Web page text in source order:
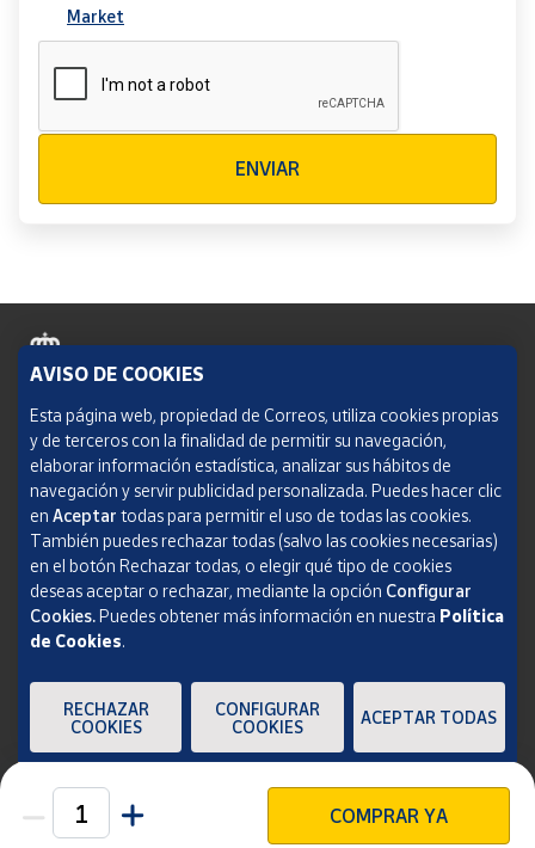
Unidades COMPRAR YA
Market
ENVIAR
Política de cookies
Aviso legal
Condiciones del servicio
Política de Privacidad Web
Informe de transparencia
SOCIEDAD ESTATAL CORREOS Y TELÉGRAFOS, S.A., S.M.E. Todos los derechos
AVISO DE COOKIES
Esta página web, propiedad de Correos, utiliza cookies propias
y de terceros con la finalidad de permitir su navegación,
elaborar información estadística, analizar sus hábitos de
navegación y servir publicidad personalizada. Puedes hacer clic
en Aceptar todas para permitir el uso de todas las cookies.
También puedes rechazar todas (salvo las cookies necesarias)
en el botón Rechazar todas, o elegir qué tipo de cookies
deseas aceptar o rechazar, mediante la opción Configurar
Cookies.Puedes obtener más información en nuestra Política
de Cookies.
RECHAZAR
COOKIES
CONFIGURAR
COOKIES
ACEPTAR TODAS